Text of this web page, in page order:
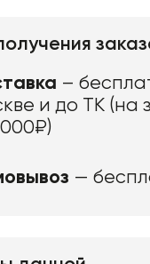
–
и до ТК (на
—